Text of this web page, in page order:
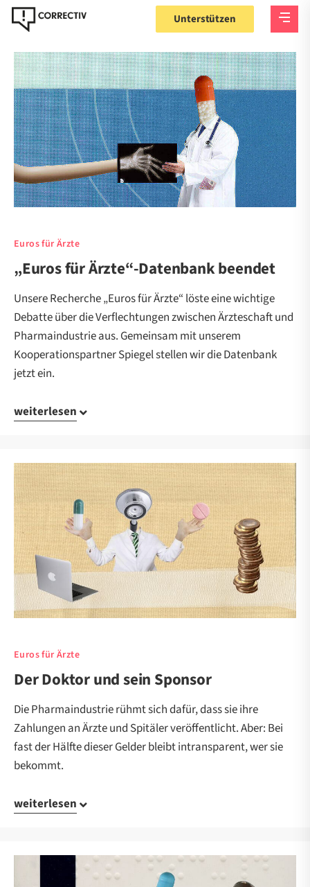
Unterstützen
Euros für Ärzte
„Euros für Ärzte“-Datenbank beendet
Unsere Recherche „Euros für Ärzte“ löste eine wichtige
Debatte über die Verflechtungen zwischen Ärzteschaft und
Pharmaindustrie aus. Gemeinsam mit unserem
Kooperationspartner Spiegel stellen wir die Datenbank
jetzt ein.
weiterlesen
Euros für Ärzte
Der Doktor und sein Sponsor
Die Pharmaindustrie rühmt sich dafür, dass sie ihre
Zahlungen an Ärzte und Spitäler veröffentlicht. Aber: Bei
fast der Hälfte dieser Gelder bleibt intransparent, wer sie
bekommt.
weiterlesen